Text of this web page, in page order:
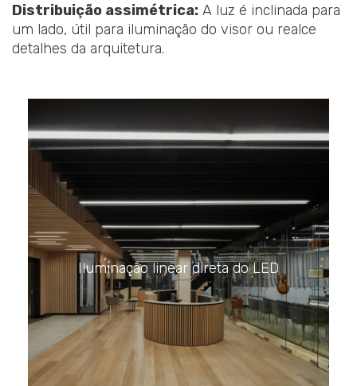
Distribuição assimétrica: A luz é inclinada para
um lado, útil para iluminação do visor ou realce
detalhes da arquitetura.
Iluminação linear direta do LED